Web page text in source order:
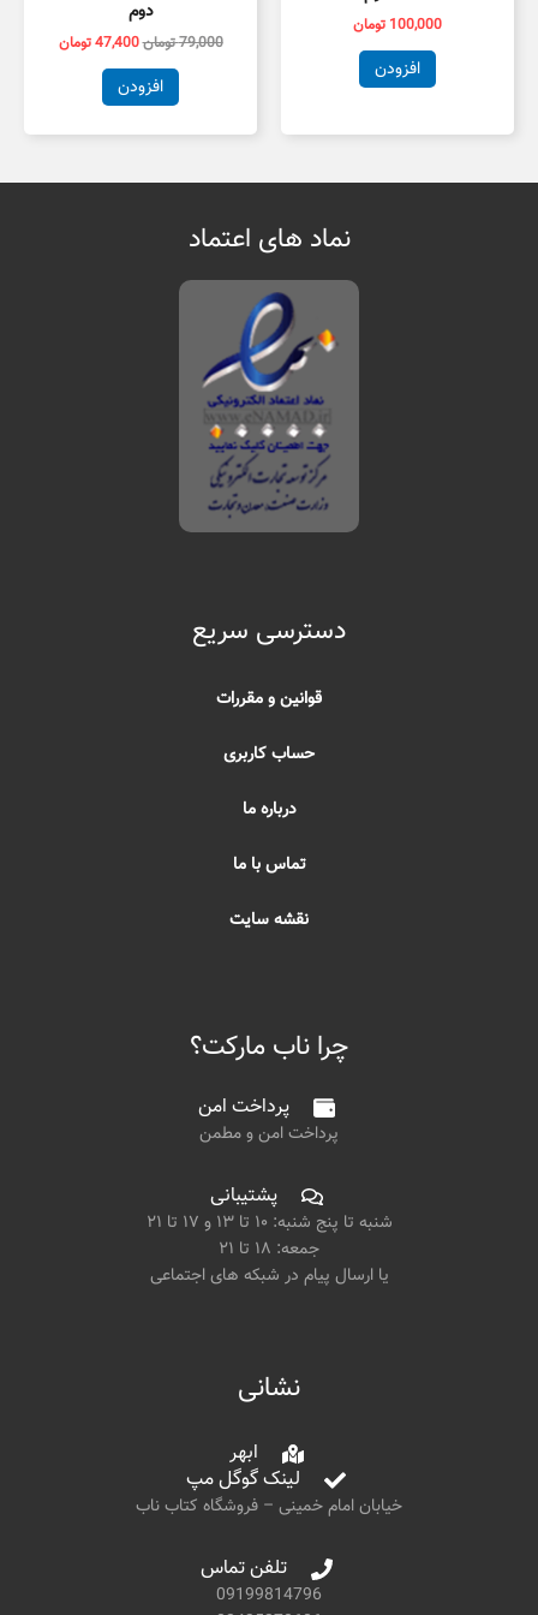
100,000 تومان
افزودن
دوم
79,000تومان47,400تومان
افزودن
نماد های اعتماد
دسترسی سریع
قوانین و مقررات
حساب کاربری
درباره ما
تماس با ما
نقشه سایت
چرا ناب مارکت؟
پرداخت امن
پرداخت امن و مطمن
پشتیبانی
شنبه تا پنج شنبه: ۱۰ تا ۱۳ و ۱۷ تا ۲۱
جمعه: ۱۸ تا ۲۱
یا ارسال پیام در شبکه های اجتماعی
نشانی
ابهر
لینک گوگل مپ
خیابان امام خمینی – فروشگاه کتاب ناب
تلفن تماس
09199814796